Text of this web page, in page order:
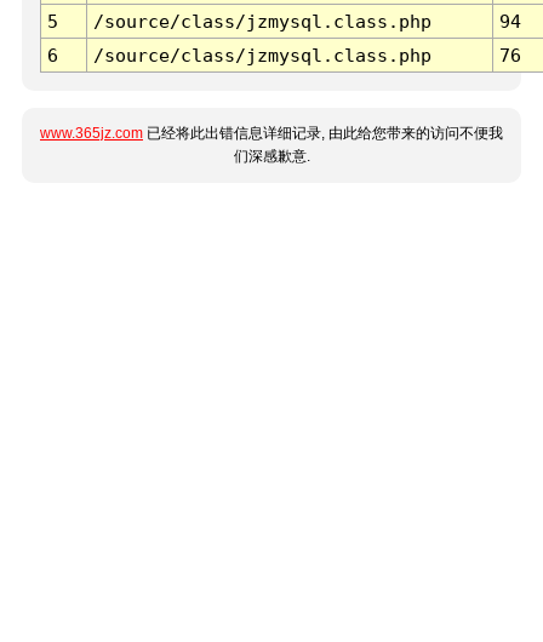
5
/source/class/jzmysql.class.php
94
6
/source/class/jzmysql.class.php 76
www.365jz.com 已经将此出错信息详细记录, 由此给您带来的访问不便我
们深感歉意.